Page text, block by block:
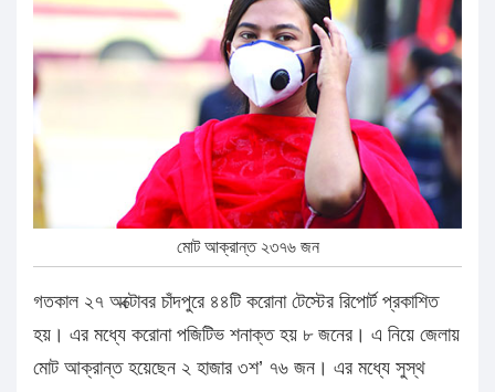
মোট আক্রান্ত ২৩৭৬ জন
গতকাল ২৭ অক্টোবর চাঁদপুরে ৪৪টি করোনা টেস্টের রিপোর্ট প্রকাশিত
হয়। এর মধ্যে করোনা পজিটিভ শনাক্ত হয় ৮ জনের। এ নিয়ে জেলায়
মোট আক্রান্ত হয়েছেন ২ হাজার ৩শ’ ৭৬ জন। এর মধ্যে সুস্থ